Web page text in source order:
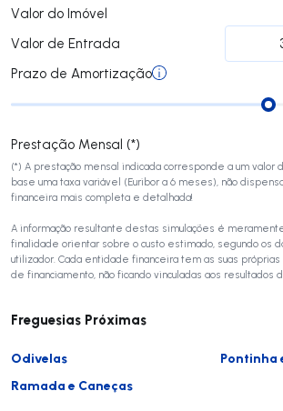
Valor do Imóvel
Valor de Entrada
Prazo de Amortização
Prestação Mensal (*)
(*) A prestação mensal indicada corresponde a um
base uma taxa variável (Euribor a 6 meses), não
financeira mais completa e detalhada!
A informação resultante destas simulações é
finalidade orientar sobre o custo estimado, segundo os
utilizador. Cada entidade financeira tem as suas
de financiamento, não ficando vinculadas aos resultados
Freguesias Próximas
Odivelas
Pontinha
Ramada e Caneças